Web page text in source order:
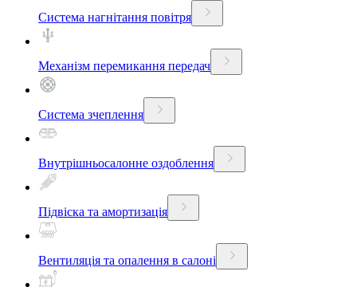
Система нагнітання повітря
Механізм перемикання передач
Система зчеплення
Внутрішньосалонне оздоблення
Підвіска та амортизація
Вентиляція та опалення в салоні